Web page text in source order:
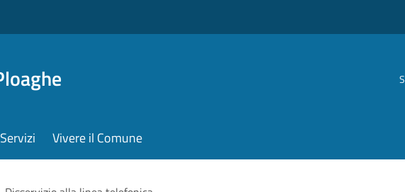
Servizi Vivere il Comune